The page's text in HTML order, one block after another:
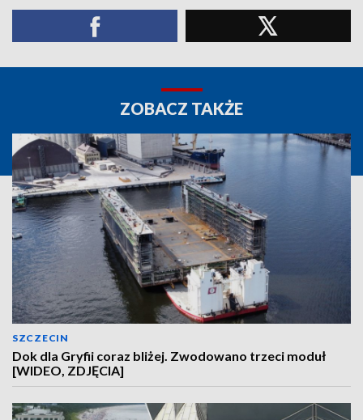
ZOBACZ TAKŻE
SZCZECIN
Dok dla Gryfii coraz bliżej. Zwodowano trzeci moduł
[WIDEO, ZDJĘCIA]